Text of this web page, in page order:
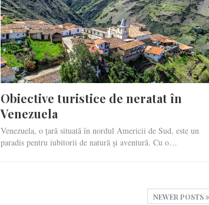
Obiective turistice de neratat în
Venezuela
Venezuela, o țară situată în nordul Americii de Sud, este un
paradis pentru iubitorii de natură și aventură. Cu o…
NEWER POSTS